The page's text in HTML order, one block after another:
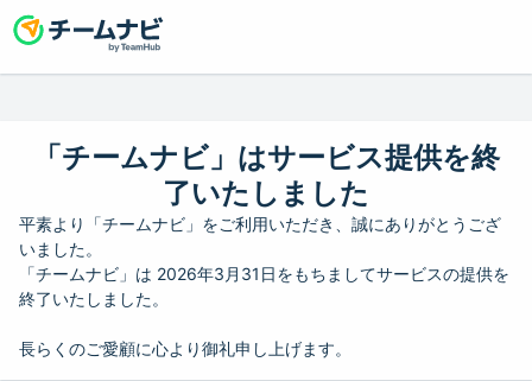
「チームナビ」はサービス提供を終
了いたしました
平素より「チームナビ」をご利用いただき、誠にありがとうござ
いました。
「チームナビ」は 2026年3月31日をもちましてサービスの提供を
終了いたしました。
長らくのご愛顧に心より御礼申し上げます。